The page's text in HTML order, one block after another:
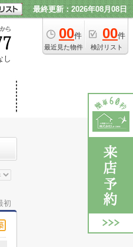
最終更新：2026年08月08日
00件
最近見た物件
00件
検討リスト
し
初